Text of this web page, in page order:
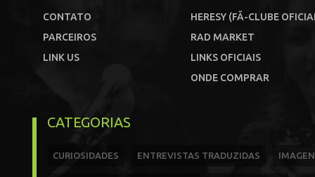
CONTATO
PARCEIROS
LINK US
HERESY (FÃ-CLUBE
RAD MARKET
LINKS OFICIAIS
ONDE COMPRAR
CATEGORIAS
CURIOSIDADES ENTREVISTAS TRADUZIDAS